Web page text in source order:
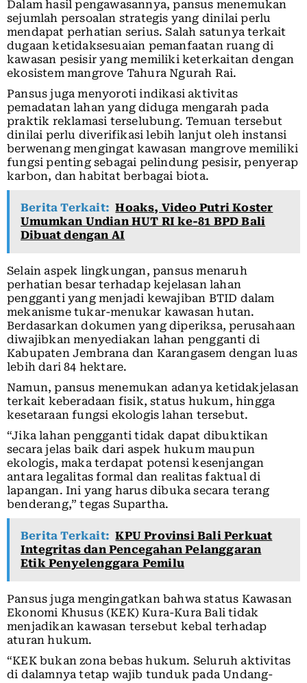
Dalam hasil pengawasannya, pansus menemukan
sejumlah persoalan strategis yang dinilai perlu
mendapat perhatian serius. Salah satunya terkait
dugaan ketidaksesuaian pemanfaatan ruang di
kawasan pesisir yang memiliki keterkaitan dengan
ekosistem mangrove Tahura Ngurah Rai.
Pansus juga menyoroti indikasi aktivitas
pemadatan lahan yang diduga mengarah pada
praktik reklamasi terselubung. Temuan tersebut
dinilai perlu diverifikasi lebih lanjut oleh instansi
berwenang mengingat kawasan mangrove memiliki
fungsi penting sebagai pelindung pesisir, penyerap
karbon, dan habitat berbagai biota.
Berita Terkait: Hoaks, Video Putri Koster
Umumkan Undian HUT RI ke-81 BPD Bali
Dibuat dengan AI
Selain aspek lingkungan, pansus menaruh
perhatian besar terhadap kejelasan lahan
pengganti yang menjadi kewajiban BTID dalam
mekanisme tukar-menukar kawasan hutan.
Berdasarkan dokumen yang diperiksa, perusahaan
diwajibkan menyediakan lahan pengganti di
Kabupaten Jembrana dan Karangasem dengan luas
lebih dari 84 hektare.
Namun, pansus menemukan adanya ketidakjelasan
terkait keberadaan fisik, status hukum, hingga
kesetaraan fungsi ekologis lahan tersebut.
“Jika lahan pengganti tidak dapat dibuktikan
secara jelas baik dari aspek hukum maupun
ekologis, maka terdapat potensi kesenjangan
antara legalitas formal dan realitas faktual di
lapangan. Ini yang harus dibuka secara terang
benderang,” tegas Supartha.
Berita Terkait: KPU Provinsi Bali Perkuat
Integritas dan Pencegahan Pelanggaran
Etik Penyelenggara Pemilu
Pansus juga mengingatkan bahwa status Kawasan
Ekonomi Khusus (KEK) Kura-Kura Bali tidak
menjadikan kawasan tersebut kebal terhadap
aturan hukum.
“KEK bukan zona bebas hukum. Seluruh aktivitas
di dalamnya tetap wajib tunduk pada Undang-